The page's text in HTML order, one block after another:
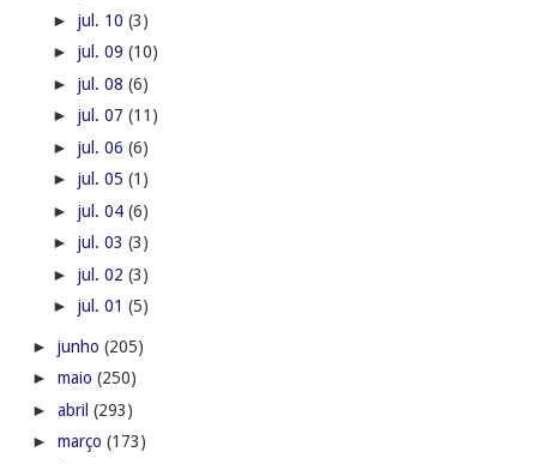
► jul. 10 (3)
► jul. 09 (10)
► jul. 08 (6)
► jul. 07 (11)
► jul. 06 (6)
► jul. 05 (1)
► jul. 04 (6)
► jul. 03 (3)
► jul. 02 (3)
► jul. 01 (5)
► junho (205)
► maio (250)
► abril (293)
► março (173)